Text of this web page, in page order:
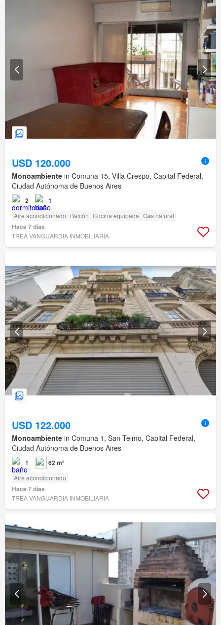
USD 120.000
Monoambiente in Comuna 15, Villa Crespo, Capital Federal,
Ciudad Autónoma de Buenos Aires
2 1
Aire acondicionado Balcón Cocina equipada Gas natural
Hace 7 días
TREA VANGUARDIA INMOBILIARIA
USD 122.000
Monoambiente in Comuna 1, San Telmo, Capital Federal,
Ciudad Autónoma de Buenos Aires
1 62 m²
Aire acondicionado
Hace 7 días
TREA VANGUARDIA INMOBILIARIA